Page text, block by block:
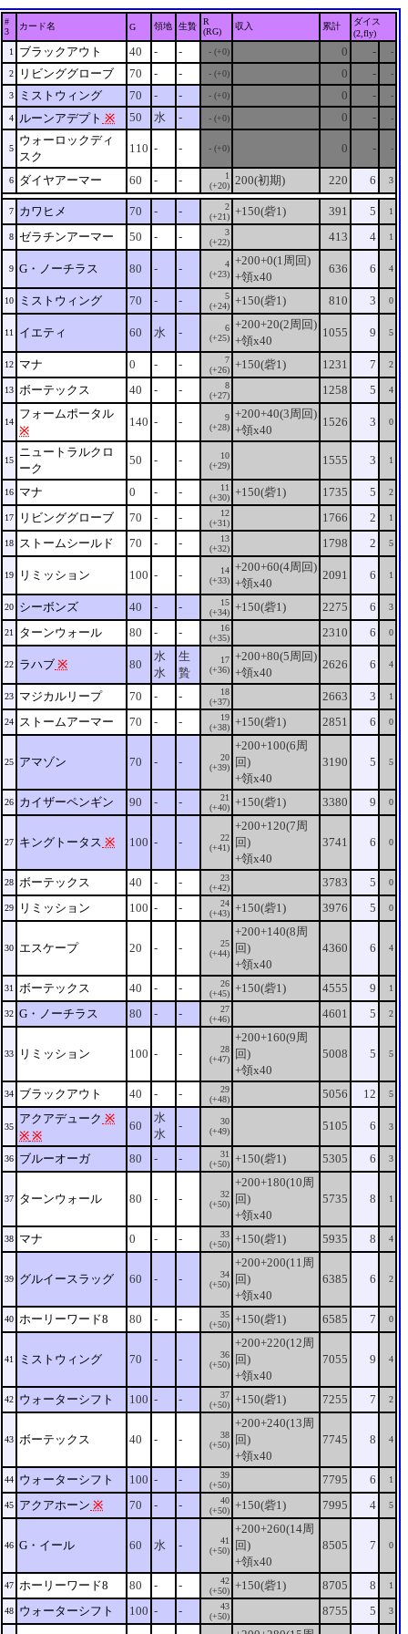
#
3
カード名 G 領地 生贄
R
(RG)
収入 累計
ダイス
(2,fly)
1
ブラックアウト 40 - - - (+0) 0 - -
2 リビンググローブ 70 - - - (+0) 0 - -
3 ミストウィング 70 - - - (+0) 0 - -
4 ルーンアデプト ※ 50 水 - - (+0) 0 - -
5
ウォーロックディ
スク
110 - - - (+0) 0 - -
6 ダイヤアーマー 60 - -
1
(+20) 200(初期) 220 6 3
7 カワヒメ 70 - -
2
(+21) +150(砦1) 391 5 1
8 ゼラチンアーマー 50 - -
3
(+22)
413 4 1
9 G・ノーチラス 80 - -
4
(+23)
+200+0(1周回)
+領x40
636 6 4
10 ミストウィング 70 - -
5
(+24) +150(砦1) 810 3 0
11 イエティ 60 水 -
6
(+25)
+200+20(2周回)
+領x40
1055 9 5
12 マナ 0 - -
7
(+26) +150(砦1) 1231 7 2
13 ボーテックス 40 - -
8
(+27)
1258 5 4
14
フォームポータル
※
140 - -
9
(+28)
+200+40(3周回)
+領x40
1526 3 0
15
ニュートラルクロ
ーク
50 - -
10
(+29)
1555 3 1
16 マナ 0 - -
11
(+30) +150(砦1) 1735 5 2
17 リビンググローブ 70 - -
12
(+31)
1766 2 1
18 ストームシールド 70 - -
13
(+32)
1798 2 5
19 リミッション 100 - -
14
(+33)
+200+60(4周回)
+領x40
2091 6 1
20 シーボンズ 40 - -
15
(+34) +150(砦1) 2275 6 3
21 ターンウォール 80 - -
16
(+35)
2310 6 0
22 ラハブ ※ 80
水
水
生
贄
17
(+36)
+200+80(5周回)
+領x40
2626 6 4
23 マジカルリープ 70 - -
18
(+37)
2663 3 1
24 ストームアーマー 70 - -
19
(+38) +150(砦1) 2851 6 0
25 アマゾン 70 - -
20
(+39)
+200+100(6周
回)
+領x40
3190 5 5
26 カイザーペンギン 90 - -
21
(+40) +150(砦1) 3380 9 0
27 キングトータス ※ 100 - -
22
(+41)
+200+120(7周
回)
+領x40
3741 6 0
28 ボーテックス 40 - -
23
(+42)
3783 5 0
29 リミッション 100 - -
24
(+43) +150(砦1) 3976 5 0
30 エスケープ 20 - -
25
(+44)
+200+140(8周
回)
+領x40
4360 6 4
31 ボーテックス 40 - -
26
(+45) +150(砦1) 4555 9 1
32 G・ノーチラス 80 - -
27
(+46)
4601 5 2
33 リミッション 100 - -
28
(+47)
+200+160(9周
回)
+領x40
5008 5 5
34 ブラックアウト 40 - -
29
(+48)
5056 12 5
35
アクアデューク ※
※ ※
60
水
水
-
30
(+49)
5105 6 3
36 ブルーオーガ 80 - -
31
(+50) +150(砦1) 5305 6 3
37 ターンウォール 80 - -
32
(+50)
+200+180(10周
回)
+領x40
5735 8 1
38 マナ 0 - -
33
(+50) +150(砦1) 5935 8 4
39 グルイースラッグ 60 - -
34
(+50)
+200+200(11周
回)
+領x40
6385 6 2
40 ホーリーワード8 80 - -
35
(+50) +150(砦1) 6585 7 0
41 ミストウィング 70 - -
36
(+50)
+200+220(12周
回)
+領x40
7055 9 4
42 ウォーターシフト 100 - -
37
(+50) +150(砦1) 7255 7 2
43 ボーテックス 40 - -
38
(+50)
+200+240(13周
回)
+領x40
7745 8 4
44 ウォーターシフト 100 - -
39
(+50)
7795 6 1
45 アクアホーン ※ 70 - -
40
(+50) +150(砦1) 7995 4 5
46 G・イール 60 水 -
41
(+50)
+200+260(14周
回)
+領x40
8505 7 0
47 ホーリーワード8 80 - -
42
(+50) +150(砦1) 8705 8 1
48 ウォーターシフト 100 - -
43
(+50)
8755 5 3